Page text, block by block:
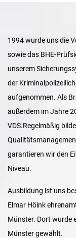
1994 wurde uns die
sowie das BHE-
unserem
der
aufgenommen. Als
außerdem im Jahre
VDS.Regelmäßig
garantieren wir den
Niveau.
Ausbildung ist uns
Elmar Höink
Münster. Dort wurde
Münster gewählt.